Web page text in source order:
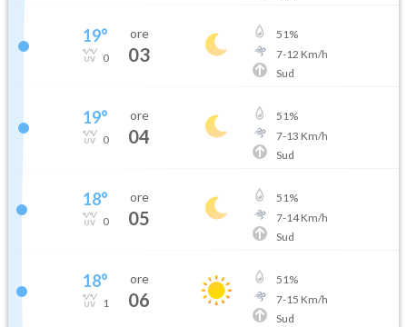
19°
0
ore
03
51%
7-12 Km/h
Sud
19°
0
ore
04
51%
7-13 Km/h
Sud
18°
0
ore
05
51%
7-14Km/h
Sud
18°
1
ore
06
51%
7-15 Km/h
Sud